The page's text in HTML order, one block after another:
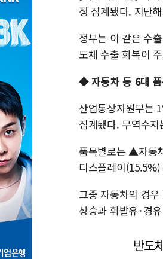
정 집계됐다. 지난
정부는 이 같은 수
도체 수출 회복이
◆ 자동차 등 6대
산업통상자원부는
집계됐다. 무역수
품목별로는 ▲자
디스플레이
그중 자동차의 경
상승과 휘발유･경